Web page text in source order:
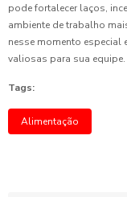
pode fortalecer laços,
ambiente de trabalho
nesse momento
valiosas para sua equipe.
Tags:
Alimentação